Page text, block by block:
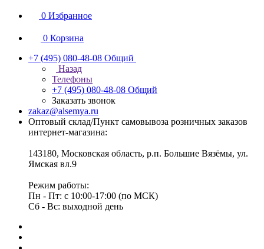
0 Избранное
0 Корзина
+7 (495) 080-48-08 Общий
Назад
Телефоны
+7 (495) 080-48-08 Общий
Заказать звонок
zakaz@alsemya.ru
Оптовый склад/Пункт самовывоза розничных заказов
интернет-магазина:
143180, Московская область, р.п. Большие Вязёмы, ул.
Ямская вл.9
Режим работы:
Пн - Пт: с 10:00-17:00 (по МСК)
Сб - Вс: выходной день